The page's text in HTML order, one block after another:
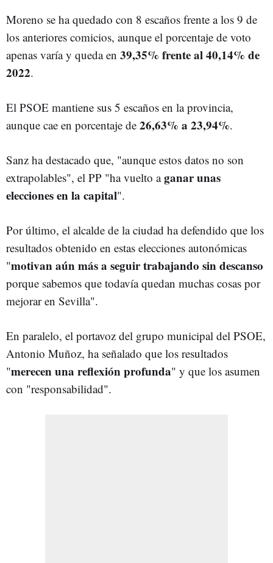
Moreno se ha quedado con 8 escaños frente a los 9 de
los anteriores comicios, aunque el porcentaje de voto
apenas varía y queda en 39,35% frente al 40,14% de
2022.
El PSOE mantiene sus 5 escaños en la provincia,
aunque cae en porcentaje de 26,63% a 23,94%.
Sanz ha destacado que, "aunque estos datos no son
extrapolables", el PP "ha vuelto aganar unas
elecciones en la capital".
Por último, el alcalde de la ciudad ha defendido que los
resultados obtenido en estas elecciones autonómicas
"motivan aún más a seguir trabajando sin descanso
porque sabemos que todavía quedan muchas cosas por
mejorar en Sevilla".
En paralelo, el portavoz del grupo municipal del PSOE,
Antonio Muñoz, ha señalado que los resultados
"merecen una reflexión profunda" y que los asumen
con "responsabilidad".